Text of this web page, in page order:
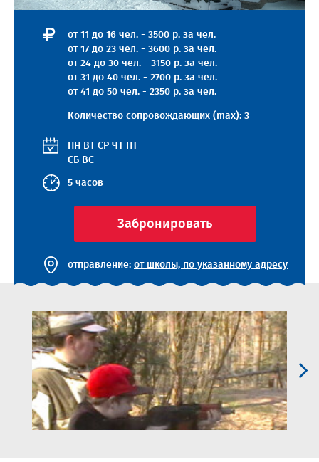
от 11 до 16 чел. - 3500 р. за чел.
от 17 до 23 чел. - 3600 р. за чел.
от 24 до 30 чел. - 3150 р. за чел.
от 31 до 40 чел. - 2700 р. за чел.
от 41 до 50 чел. - 2350 р. за чел.
Количество сопровождающих (max): 3
ПН ВТ СР ЧТ
СБ ВС
5 часов
Забронировать
отправление: от школы, по указанному адресу